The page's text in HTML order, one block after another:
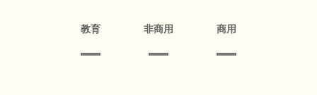
教育 非商用 商用